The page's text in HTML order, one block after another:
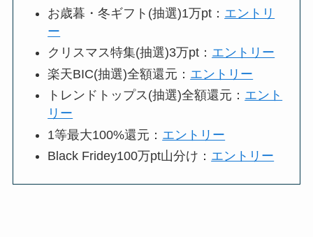
お歳暮・冬ギフト(抽選)1万pt： エントリ
ー
クリスマス特集(抽選)3万pt： エントリー
楽天BIC(抽選)全額還元： エントリー
トレンドトップス(抽選)全額還元： エント
リー
1等最大100%還元： エントリー
Black Fridey100万pt山分け： エントリー